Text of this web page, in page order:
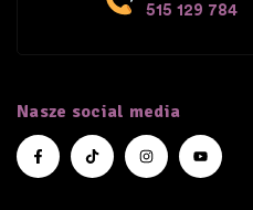
515 129 784
Nasze social media